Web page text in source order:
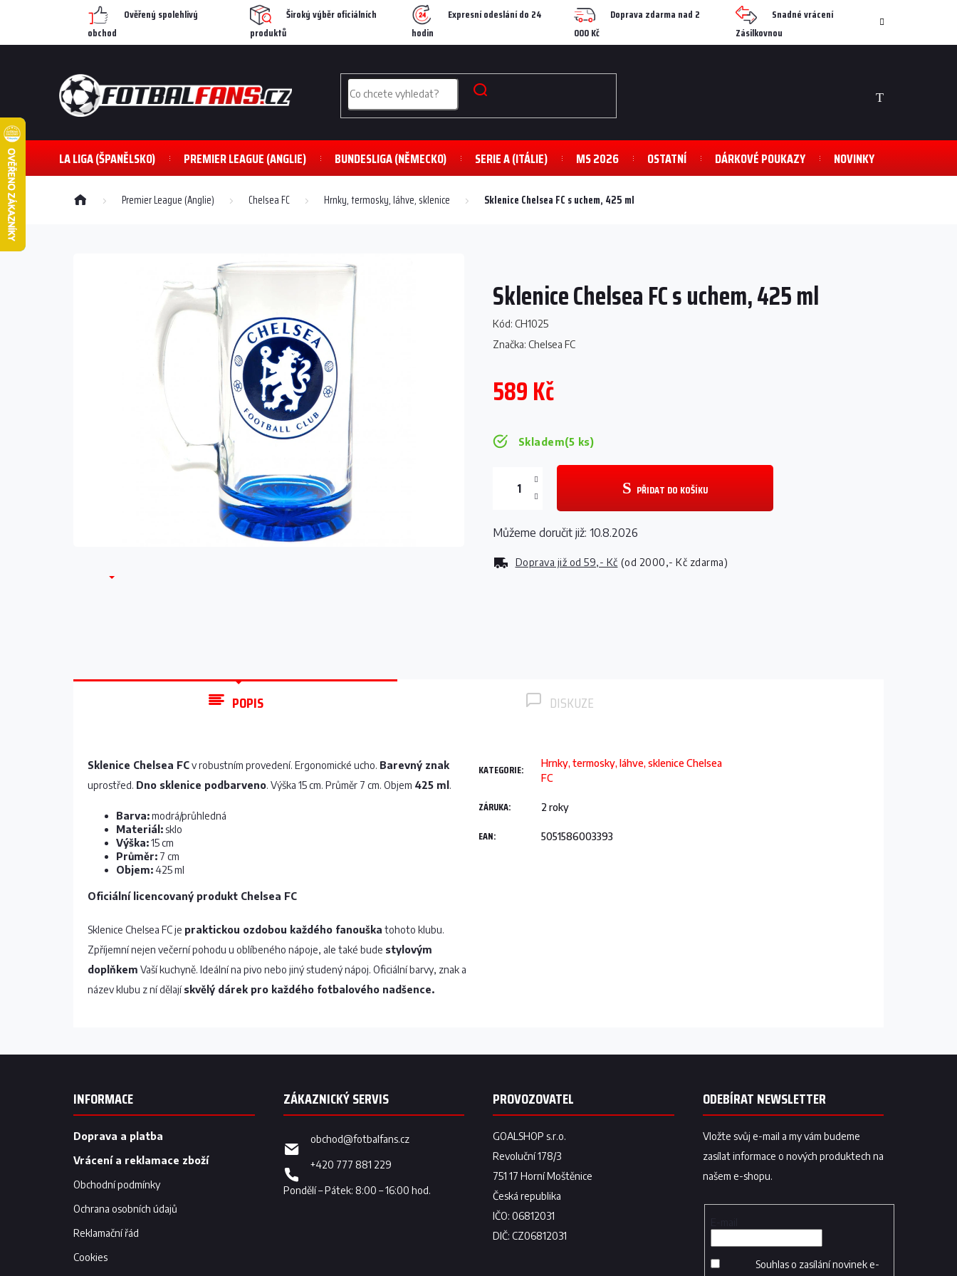
Ověřený spolehlivý
obchod
Široký výběr oficiálních
produktů
Expresní odeslání do 24
hodin
Doprava zdarma nad 2
000 Kč
Snadné vrácení
Zásilkovnou
NÁKUPNÍ
LA LIGA (ŠPANĚLSKO) PREMIER LEAGUE (ANGLIE) BUNDESLIGA (NĚMECKO) SERIE A (ITÁLIE) MS 2026 OSTATNÍ DÁRKOVÉ POUKAZY NOVINKY
Domů Premier League (Anglie) Chelsea FC Hrnky, termosky, láhve, sklenice Sklenice Chelsea FC s uchem, 425 ml
Sklenice Chelsea FC s uchem, 425 ml
Kód: CH1025
Značka: Chelsea FC
589 Kč
Skladem(5 ks)
Doprava již od 59,- Kč (od 2000,- Kč zdarma)
PŘIDAT DO KOŠÍKU
Můžeme doručit již: 10.8.2026
POPIS DISKUZE
Sklenice Chelsea FCv robustním provedení. Ergonomické ucho. Barevný znak
uprostřed. Dno sklenice podbarveno. Výška 15 cm. Průměr 7 cm. Objem 425 ml .
Barva:modrá/průhledná
Materiál:sklo
Výška:15 cm
Průměr: 7 cm
Objem:425 ml
Oficiální licencovaný produkt Chelsea FC
Sklenice Chelsea FC je praktickou ozdobou každého fanouška tohoto klubu.
Zpříjemní nejen večerní pohodu u oblíbeného nápoje, ale také bude stylovým
doplňkem Vaší kuchyně. Ideální na pivo nebo jiný studený nápoj. Oficiální barvy, znak a
název klubu z ní dělajískvělý dárek pro každého fotbalového nadšence.
KATEGORIE:
Hrnky, termosky, láhve, sklenice Chelsea
FC
ZÁRUKA: 2 roky
EAN: 5051586003393
Z
INFORMACE
Doprava a platba
Vrácení a reklamace zboží
Obchodní podmínky
Ochrana osobních údajů
Reklamační řád
Cookies
obchod@fotbalfans.cz
+420 777 881 229
ODEBÍRAT NEWSLETTER
Vložte svůj e-mail a my vám budeme
zasílat informace o nových produktech na
našem e-shopu.
Souhlas o zasílání novinek e-